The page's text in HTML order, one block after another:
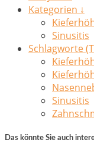
Kategorien ↓
Sinusitis
Schlagworte
Sinusitis
Das könnte Sie auch